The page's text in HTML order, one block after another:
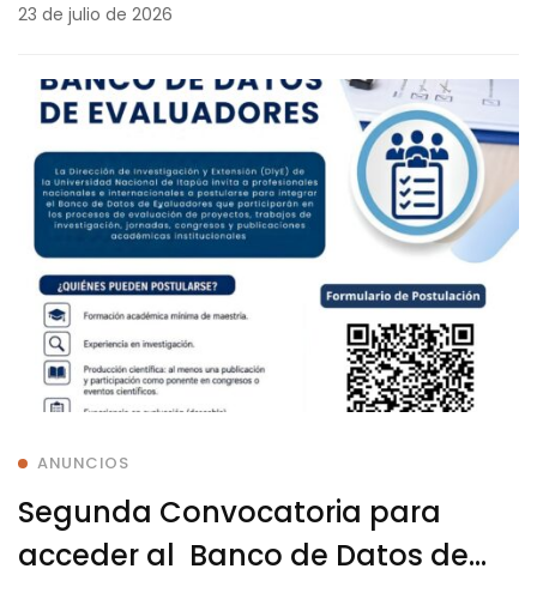
de Carrera (TFC) de la FaCEA/UNI
2026
23 de julio de 2026
ANUNCIOS
Segunda Convocatoria para
acceder al Banco de Datos de